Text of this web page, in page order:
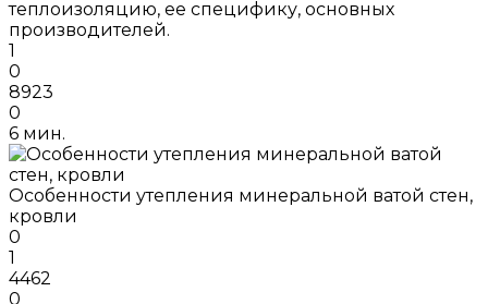
теплоизоляцию, ее специфику, основных
производителей.
1
0
8923
0
6 мин.
Особенности утепления минеральной ватой стен,
кровли
0
1
4462
0